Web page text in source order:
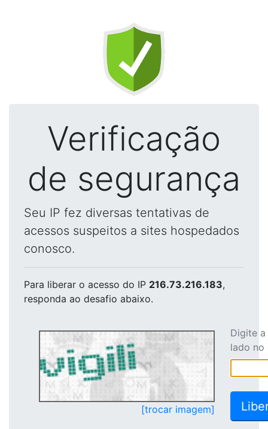
Verificação
de segurança
Seu IP fez diversas tentativas de
acessos suspeitos a sites hospedados
conosco.
Para liberar o acesso do IP 216.73.216.183,
responda ao desafio abaixo.
[trocar imagem]
Digite
lado no